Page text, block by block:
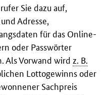
Sie dazu auf,
Adresse,
für das Online-
oder Passwörter
Als Vorwand wird z. B.
Lottogewinns oder
Sachpreis